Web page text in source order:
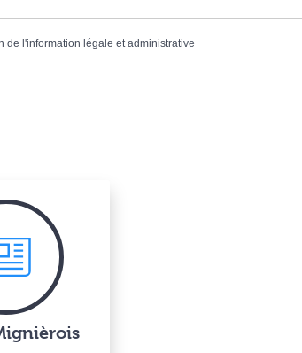
de l'information légale et administrative